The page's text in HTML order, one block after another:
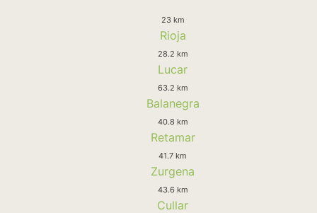
23 km
Rioja
28.2 km
Lucar
63.2 km
Balanegra
40.8 km
Retamar
41.7 km
Zurgena
43.6 km
Cullar